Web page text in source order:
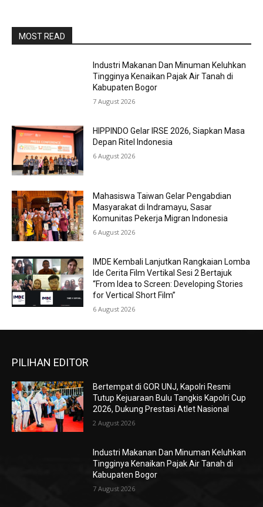
MOST READ
Industri Makanan Dan Minuman Keluhkan
Tingginya Kenaikan Pajak Air Tanah di
Kabupaten Bogor
7 August 2026
HIPPINDO Gelar IRSE 2026, Siapkan Masa
Depan Ritel Indonesia
6 August 2026
Mahasiswa Taiwan Gelar Pengabdian
Masyarakat di Indramayu, Sasar
Komunitas Pekerja Migran Indonesia
6 August 2026
IMDE Kembali Lanjutkan Rangkaian Lomba
Ide Cerita Film Vertikal Sesi 2 Bertajuk
“From Idea to Screen: Developing Stories
for Vertical Short Film”
6 August 2026
PILIHAN EDITOR
Bertempat di GOR UNJ, Kapolri Resmi
Tutup Kejuaraan Bulu Tangkis Kapolri Cup
2026, Dukung Prestasi Atlet Nasional
2 August 2026
Industri Makanan Dan Minuman Keluhkan
Tingginya Kenaikan Pajak Air Tanah di
Kabupaten Bogor
7 August 2026